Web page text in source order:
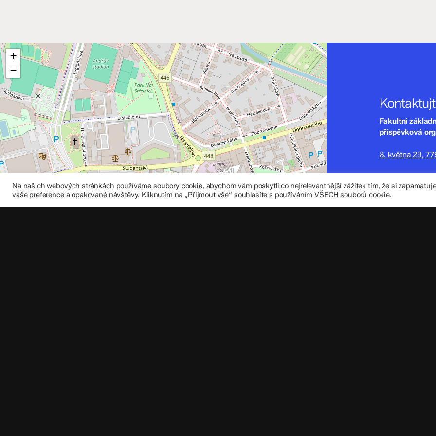
+
−
Fakultní
příspěvková
8. května 29,
+420 585 208
Na našich webových stránkách používáme soubory cookie, abychom vám poskytli co nejrelevantnější zážitek tím, že si
vaše preference a opakované návštěvy. Kliknutím na „Přijmout vše“ souhlasíte s používáním VŠECH souborů cookie.